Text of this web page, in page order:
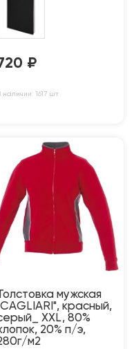
₽
наличии: 1617 шт
мужская
красный,
XXL, 80%
20% п/э,
м2